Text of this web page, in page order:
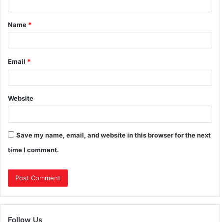
Name *
Email *
Website
Save my name, email, and website in this browser for the next
time I comment.
Follow Us